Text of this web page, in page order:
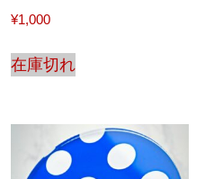
¥1,000
在庫切れ